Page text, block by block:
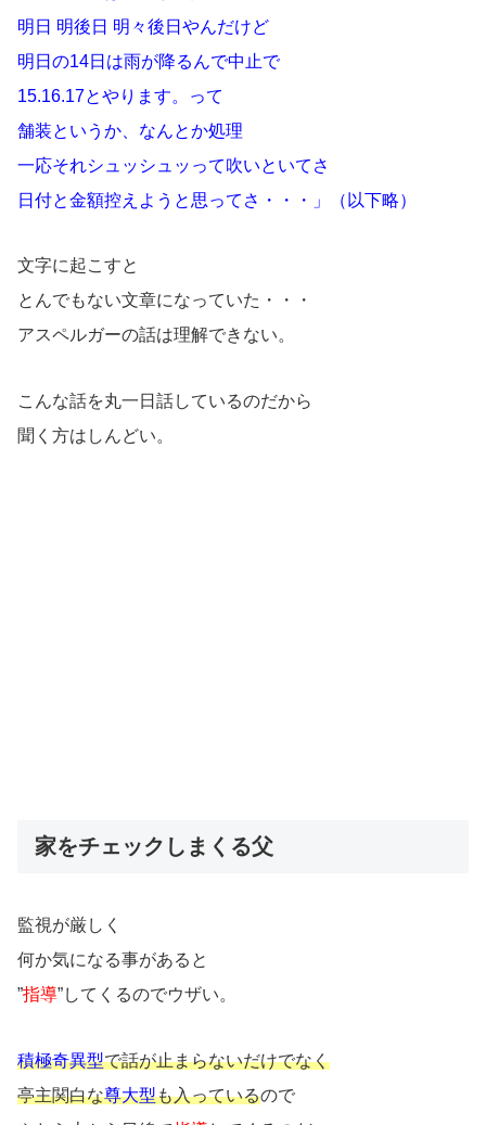
明日 明後日 明々後日やんだけど
明日の14日は雨が降るんで中止で
15.16.17とやります。って
舗装というか、なんとか処理
一応それシュッシュッって吹いといてさ
日付と金額控えようと思ってさ・・・」（以下略）
文字に起こすと
とんでもない文章になっていた・・・
アスペルガーの話は理解できない。
こんな話を丸一日話しているのだから
聞く方はしんどい。
家をチェックしまくる父
監視が厳しく
何か気になる事があると
”指導”してくるのでウザい。
積極奇異型で話が止まらないだけでなく
亭主関白な尊大型も入っているので